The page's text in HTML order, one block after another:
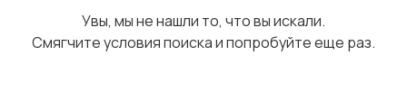
инструментыУвы, мы не нашли то, что вы искали.
Смягчите условия поиска и попробуйте еще раз.